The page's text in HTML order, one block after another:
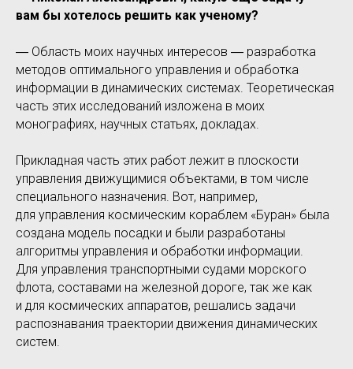
вам бы хотелось решить как ученому?
― Область моих научных интересов ― разработка
методов оптимального управления и обработка
информации в динамических системах. Теоретическая
часть этих исследований изложена в моих
монографиях, научных статьях, докладах.
Прикладная часть этих работ лежит в плоскости
управления движущимися объектами, в том числе
специального назначения. Вот, например,
для управления космическим кораблем «Буран» была
создана модель посадки и были разработаны
алгоритмы управления и обработки информации.
Для управления транспортными судами морского
флота, составами на железной дороге, так же как
и для космических аппаратов, решались задачи
распознавания траектории движения динамических
систем.